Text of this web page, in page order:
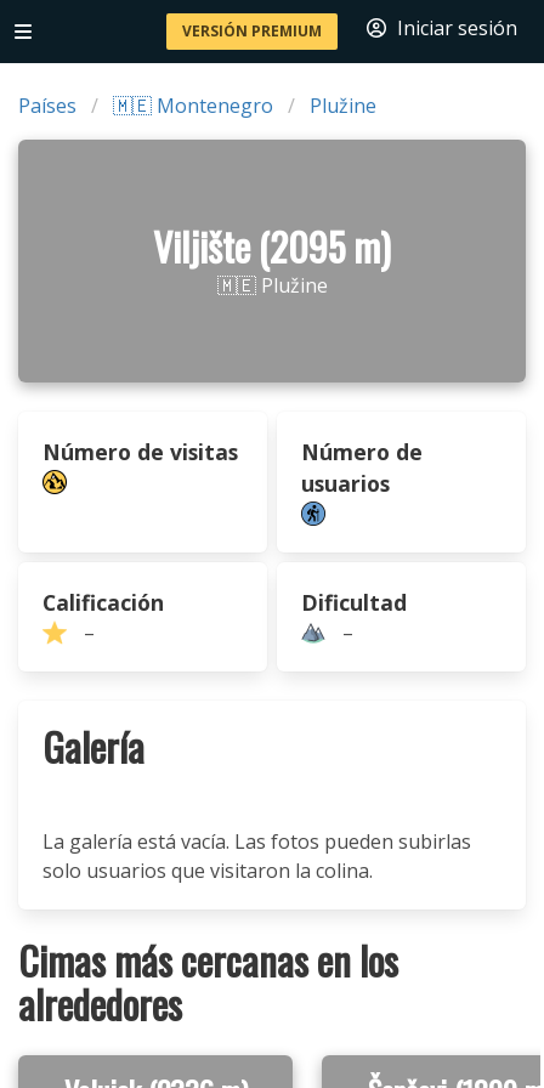
VERSIÓN PREMIUM Iniciar sesión
Países 🇲🇪 Montenegro Plužine
Viljište (2095 m)
🇲🇪 Plužine
Número de visitas
Número de
usuarios
Calificación
–
Dificultad
–
Galería
La galería está vacía. Las fotos pueden subirlas
solo usuarios que visitaron la colina.
Cimas más cercanas en los
alrededores